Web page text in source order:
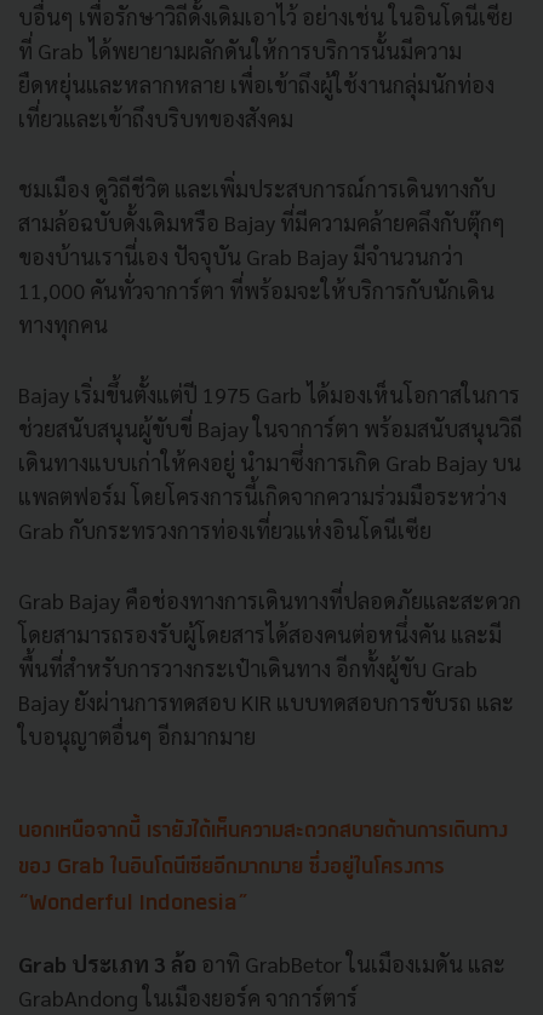
บอื่นๆ เพื่อรักษาวิถีดั้งเดิมเอาไว้ อย่างเช่น ในอินโดนีเซีย
ที่ Grab ได้พยายามผลักดันให้การบริการนั้นมีความ
ยืดหยุ่นและหลากหลาย เพื่อเข้าถึงผู้ใช้งานกลุ่มนักท่อง
เที่ยวและเข้าถึงบริบทของสังคม
ชมเมือง ดูวิถีชีวิต และเพิ่มประสบการณ์การเดินทางกับ
สามล้อฉบับดั้งเดิมหรือ Bajay ที่มีความคล้ายคลึงกับตุ๊กๆ
ของบ้านเรานี่เอง ปัจจุบัน Grab Bajay มีจำนวนกว่า
11,000 คันทั่วจาการ์ตา ที่พร้อมจะให้บริการกับนักเดิน
ทางทุกคน
Bajay เริ่มขึ้นตั้งแต่ปี 1975 Garb ได้มองเห็นโอกาสในการ
ช่วยสนับสนุนผู้ขับขี่ Bajay ในจาการ์ตา พร้อมสนับสนุนวิถี
เดินทางแบบเก่าให้คงอยู่ นำมาซึ่งการเกิด Grab Bajay บน
แพลตฟอร์ม โดยโครงการนี้เกิดจากความร่วมมือระหว่าง
Grab กับกระทรวงการท่องเที่ยวแห่งอินโดนีเซีย
Grab Bajay คือช่องทางการเดินทางที่ปลอดภัยและสะดวก
โดยสามารถรองรับผู้โดยสารได้สองคนต่อหนึ่งคัน และมี
พื้นที่สำหรับการวางกระเป๋าเดินทาง อีกทั้งผู้ขับ Grab
Bajay ยังผ่านการทดสอบ KIR แบบทดสอบการขับรถ และ
ใบอนุญาตอื่นๆ อีกมากมาย
นอกเหนือจากนี้ เรายังได้เห็นความสะดวกสบายด้านการเดินทาง
ของ Grab ในอินโดนีเซียอีกมากมาย ซึ่งอยู่ในโครงการ
“Wonderful Indonesia”
Grab ประเภท 3 ล้อ อาทิ GrabBetor ในเมืองเมดัน และ
GrabAndong ในเมืองยอร์ค จาการ์ตาร์